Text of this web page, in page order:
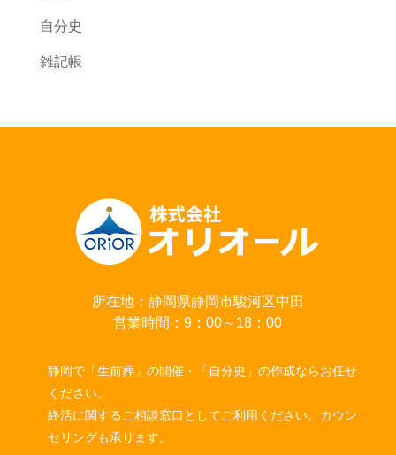
自分史
雑記帳
所在地：静岡県静岡市駿河区中田
営業時間：9：00～18：00
静岡で「生前葬」の開催・「自分史」の作成ならお任せ
ください。
終活に関するご相談窓口としてご利用ください。カウン
セリングも承ります。